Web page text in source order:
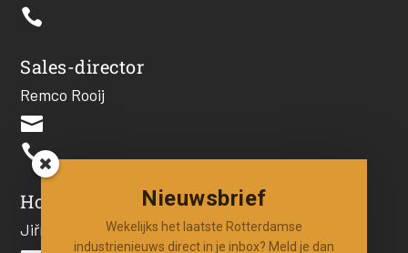

Sales-director
Remco Rooij


Hoofdredacteur
Jiří Hartog
Nieuwsbrief
Wekelijks het laatste Rotterdamse
industrienieuws direct in je inbox? Meld je dan